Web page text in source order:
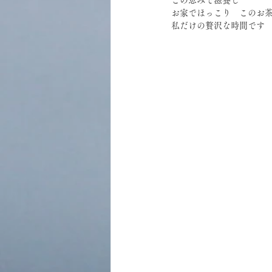
お家でほっこり　このお
私だけの贅沢な時間です